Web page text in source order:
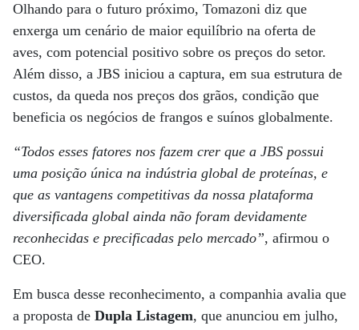
Olhando para o futuro próximo, Tomazoni diz que
enxerga um cenário de maior equilíbrio na oferta de
aves, com potencial positivo sobre os preços do setor.
Além disso, a JBS iniciou a captura, em sua estrutura de
custos, da queda nos preços dos grãos, condição que
beneficia os negócios de frangos e suínos globalmente.
“Todos esses fatores nos fazem crer que a JBS possui
uma posição única na indústria global de proteínas, e
que as vantagens competitivas da nossa plataforma
diversificada global ainda não foram devidamente
reconhecidas e precificadas pelo mercado”, afirmou o
CEO.
Em busca desse reconhecimento, a companhia avalia que
a proposta de Dupla Listagem, que anunciou em julho,